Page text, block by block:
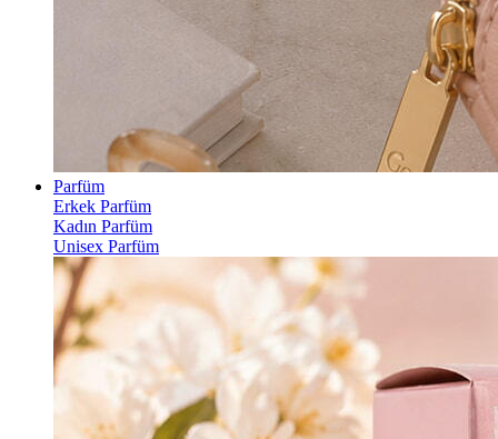
Parfüm
Erkek Parfüm
Kadın Parfüm
Unisex Parfüm